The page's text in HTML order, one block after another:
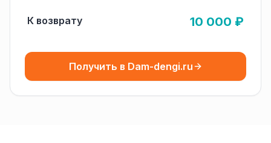
К возврату 10 000 ₽
Получить в Dam-dengi.ru